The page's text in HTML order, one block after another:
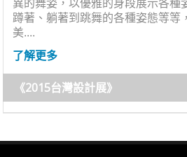
異的舞姿，以優雅的身段展示各種
蹲著、躺著到跳舞的各種姿態等等
美....
了解更多
《2015台灣設計展》